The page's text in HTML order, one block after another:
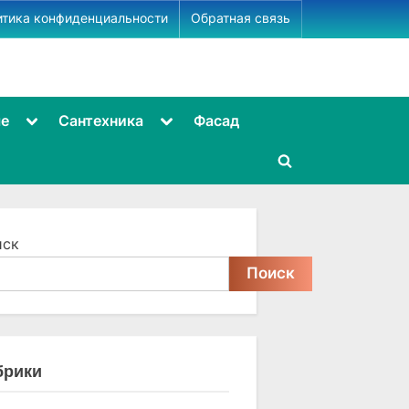
конфиденциальности Обратная связь
ToggleСантехника
ToggleФасад
Toggle
Поиск